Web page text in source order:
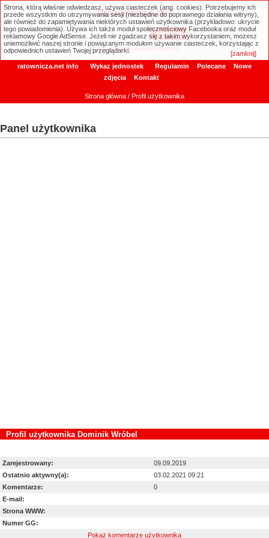
ratownicza.net
Wyszukiwanie zaawansowane
ratownicza.net info Wykaz jednostek Regulamin Polecane
Nowe
zdjęcia
Kontakt
Strona główna / Profil użytkownika
Panel użytkownika
Profil użytkownika Dominik Wróbel
Zarejestrowany:
09.09.2019
Ostatnio aktywny(a):
03.02.2021 09:21
Komentarze:
0
E-mail:
Strona WWW:
Numer GG:
Pokaż komentarze użytkownika
Strona, którą właśnie odwiedzasz, używa ciasteczek (ang. cookies). Potrzebujemy ich
przede wszystkim do utrzymywania sesji (niezbędne do poprawnego działania witryny),
ale również do zapamiętywania niektórych ustawień użytkownika (przykładowo: ukrycie
tego powiadomienia). Używa ich także moduł społecznościowy Facebooka oraz moduł
reklamowy Google AdSense. Jeżeli nie zgadzasz się z takim wykorzystaniem, możesz
uniemożliwić naszej stronie i powiązanym modułom używanie ciasteczek, korzystając z
odpowiednich ustawień Twojej przeglądarki.
[zamknij]